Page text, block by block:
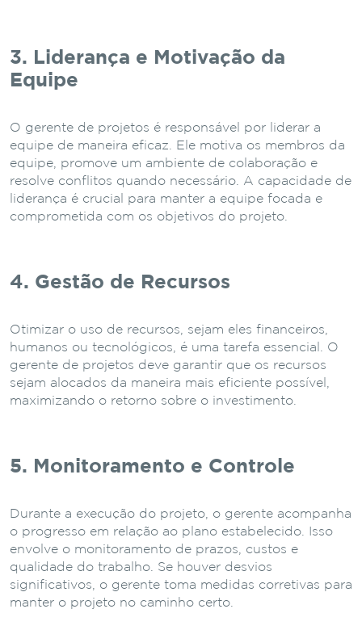
3. Liderança e Motivação da
Equipe
O gerente de projetos é responsável por liderar a
equipe de maneira eficaz. Ele motiva os membros da
equipe, promove um ambiente de colaboração e
resolve conflitos quando necessário. A capacidade de
liderança é crucial para manter a equipe focada e
comprometida com os objetivos do projeto.
4. Gestão de Recursos
Otimizar o uso de recursos, sejam eles financeiros,
humanos ou tecnológicos, é uma tarefa essencial. O
gerente de projetos deve garantir que os recursos
sejam alocados da maneira mais eficiente possível,
maximizando o retorno sobre o investimento.
5. Monitoramento e Controle
Durante a execução do projeto, o gerente acompanha
o progresso em relação ao plano estabelecido. Isso
envolve o monitoramento de prazos, custos e
qualidade do trabalho. Se houver desvios
significativos, o gerente toma medidas corretivas para
manter o projeto no caminho certo.